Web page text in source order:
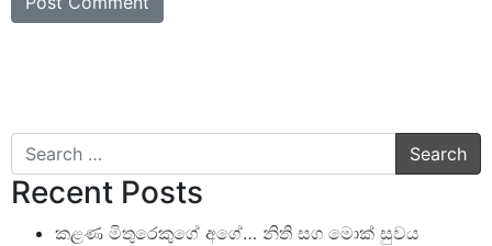
Search
Recent Posts
කළණ මිතුරෙකුගේ අගේ… නිති සග මොක් සුවය